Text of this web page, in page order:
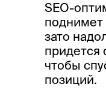
SEO-
поднимет
зато
придется
чтобы
позиций.